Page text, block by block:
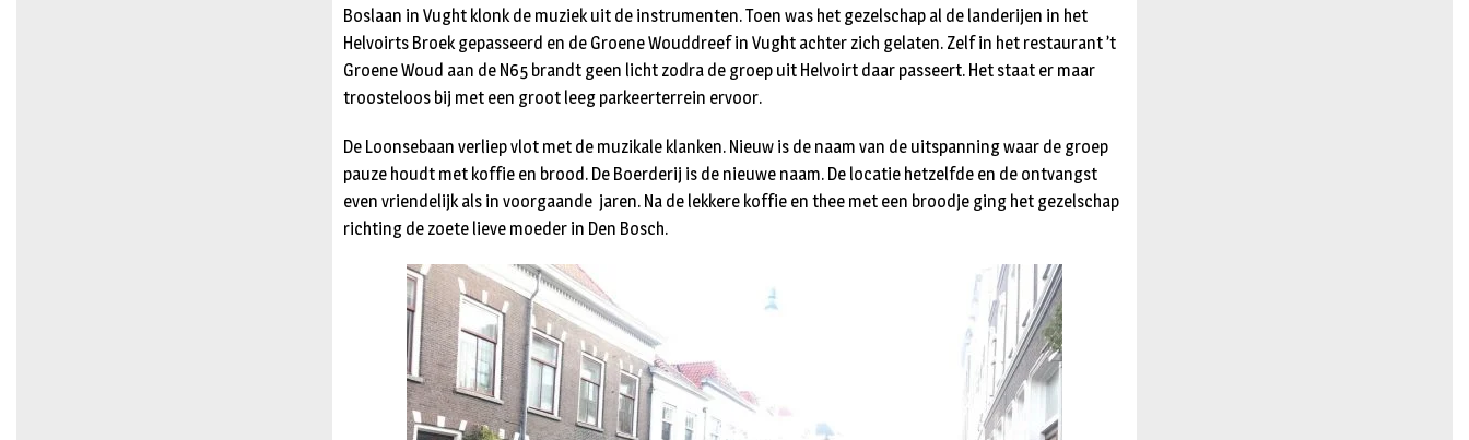
Boslaan in Vught klonk de muziek uit de instrumenten. Toen was het gezelschap al de landerijen in het
Helvoirts Broek gepasseerd en de Groene Wouddreef in Vught achter zich gelaten. Zelf in het restaurant ’t
Groene Woud aan de N65 brandt geen licht zodra de groep uit Helvoirt daar passeert. Het staat er maar
troosteloos bij met een groot leeg parkeerterrein ervoor.
De Loonsebaan verliep vlot met de muzikale klanken. Nieuw is de naam van de uitspanning waar de groep
pauze houdt met koffie en brood. De Boerderij is de nieuwe naam. De locatie hetzelfde en de ontvangst
even vriendelijk als in voorgaande jaren. Na de lekkere koffie en thee met een broodje ging het gezelschap
richting de zoete lieve moeder in Den Bosch.